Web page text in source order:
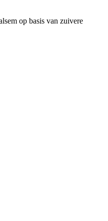
op basis van zuivere